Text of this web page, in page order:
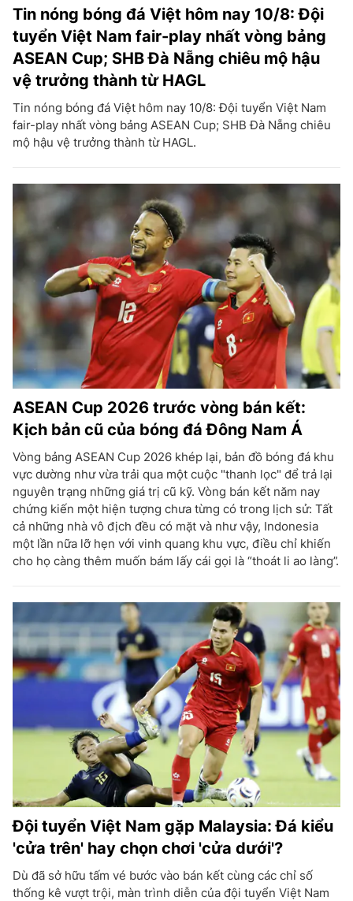
Tin nóng bóng đá Việt hôm nay 10/8: Đội
tuyển Việt Nam fair-play nhất vòng bảng
ASEAN Cup; SHB Đà Nẵng chiêu mộ hậu
vệ trưởng thành từ HAGL
Tin nóng bóng đá Việt hôm nay 10/8: Đội tuyển Việt Nam
fair-play nhất vòng bảng ASEAN Cup; SHB Đà Nẵng chiêu
mộ hậu vệ trưởng thành từ HAGL.
ASEAN Cup 2026 trước vòng bán kết:
Kịch bản cũ của bóng đá Đông Nam Á
Vòng bảng ASEAN Cup 2026 khép lại, bản đồ bóng đá khu
vực dường như vừa trải qua một cuộc "thanh lọc" để trả lại
nguyên trạng những giá trị cũ kỹ. Vòng bán kết năm nay
chứng kiến một hiện tượng chưa từng có trong lịch sử: Tất
cả những nhà vô địch đều có mặt và như vậy, Indonesia
một lần nữa lỡ hẹn với vinh quang khu vực, điều chỉ khiến
cho họ càng thêm muốn bám lấy cái gọi là “thoát li ao làng”.
Đội tuyển Việt Nam gặp Malaysia: Đá kiểu
'cửa trên' hay chọn chơi 'cửa dưới'?
Dù đã sở hữu tấm vé bước vào bán kết cùng các chỉ số
thống kê vượt trội, màn trình diễn của đội tuyển Việt Nam